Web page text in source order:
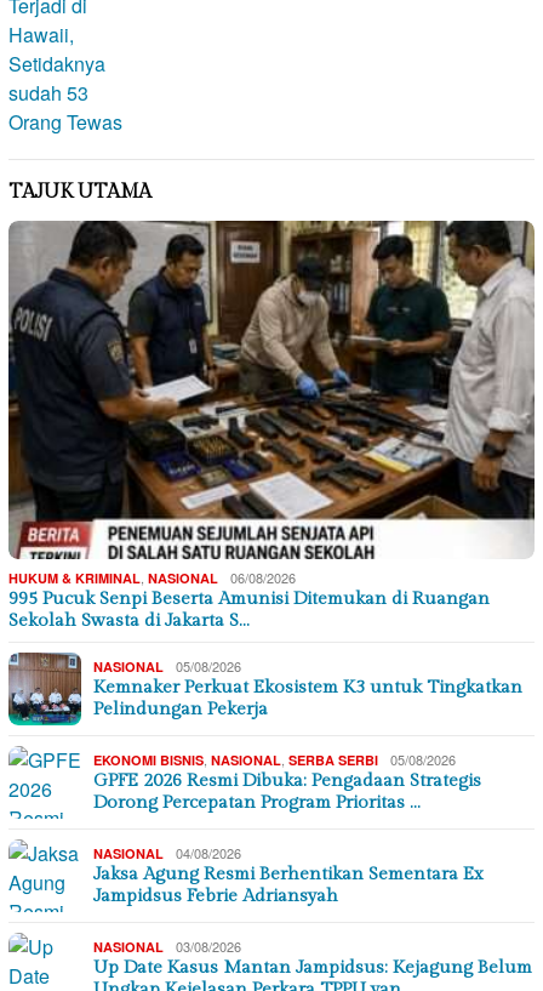
TAJUK UTAMA
HUKUM & KRIMINAL NASIONAL 06/08/2026
995 Pucuk Senpi Beserta Amunisi Ditemukan di Ruangan
Sekolah Swasta di Jakarta S…
NASIONAL 05/08/2026
Kemnaker Perkuat Ekosistem K3 untuk Tingkatkan
Pelindungan Pekerja
EKONOMI BISNIS NASIONAL SERBA SERBI 05/08/2026
GPFE 2026 Resmi Dibuka: Pengadaan Strategis
Dorong Percepatan Program Prioritas …
NASIONAL 04/08/2026
Jaksa Agung Resmi Berhentikan Sementara Ex
Jampidsus Febrie Adriansyah
NASIONAL 03/08/2026
Up Date Kasus Mantan Jampidsus: Kejagung Belum